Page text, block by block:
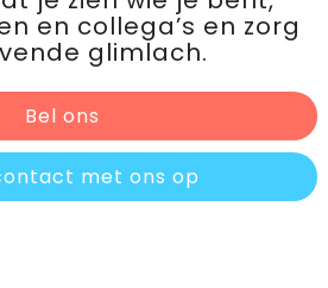
en collega’s en zorg
glimlach.
Bel ons
met ons op